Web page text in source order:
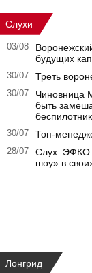
Слухи
03/08
будущих
30/07 Треть
30/07
Чиновница
быть
30/07 Топ-
28/07
Слух: ЭФКО
шоу» в
Лонгрид